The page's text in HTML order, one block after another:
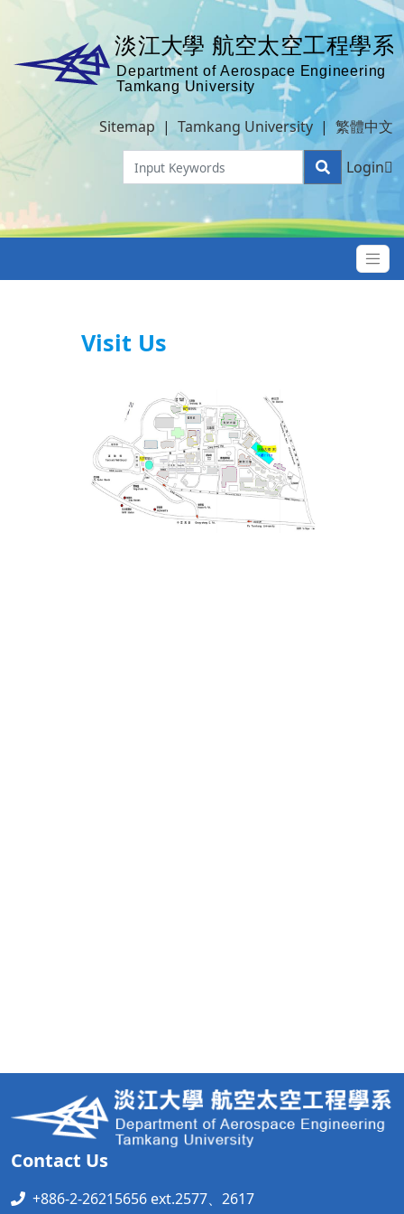
Sitemap| Tamkang University | 繁體中文
Login
Visit Us
Contact Us
+886-2-26215656 ext.2577、2617